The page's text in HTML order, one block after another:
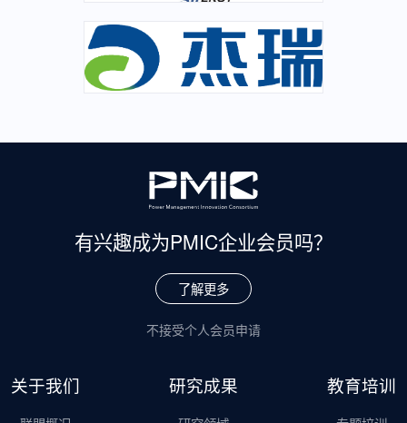
有兴趣成为PMIC企业会员吗？
了解更多
不接受个人会员申请
关于我们 研究成果 教育培训